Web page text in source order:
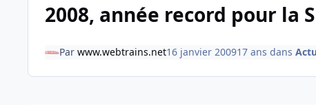
2008, année record pour la
Par www.webtrains.net16 janvier 200917 ans dans